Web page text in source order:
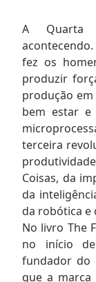
A Quarta
fez os
produzir
produção
bem estar e
terceira
Coisas, da
da
da robótica e
No livro The
no início
fundador do
que a